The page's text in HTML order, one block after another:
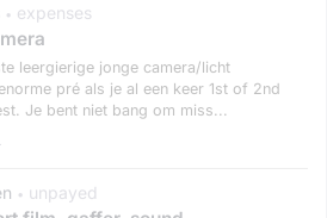
• expenses
leergierige jonge camera/licht
pré als je al een keer 1st of 2nd
Je bent niet bang om miss...
• unpayed